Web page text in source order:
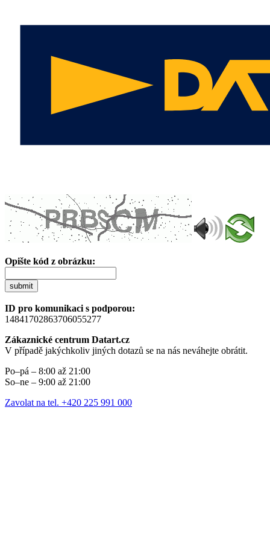
Opište kód z obrázku:
submit
ID pro komunikaci s podporou:
14841702863706055277
Zákaznické centrum Datart.cz
V případě jakýchkoliv jiných dotazů se na nás neváhejte obrátit.
Po–pá – 8:00 až 21:00
So–ne – 9:00 až 21:00
Zavolat na tel. +420 225 991 000